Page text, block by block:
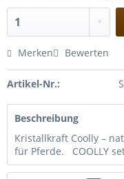
Merken Bewerten
Artikel-Nr.:
Beschreibung
Kristallkraft Coolly –
für Pferde. COOLLY